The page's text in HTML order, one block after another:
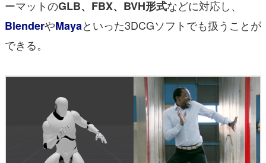
ーマットのGLB、FBX、BVH形式などに対応し、
BlenderやMayaといった3DCGソフトでも扱うことが
できる。